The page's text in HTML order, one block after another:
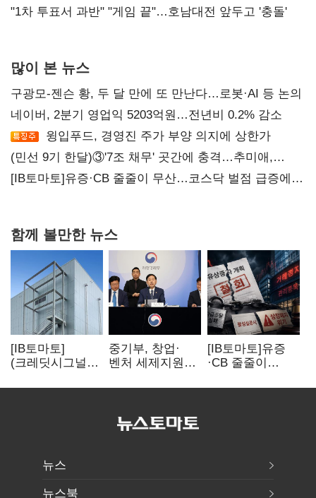
불복'
"1차 투표서 과반" "게임 끝"…호남대전 앞두고 '충돌'
많이 본 뉴스
구광모-젠슨 황, 두 달 만에 또 만난다…로봇·AI 등 논의
네이버, 2분기 영업익 5203억원…전년비 0.2% 감소
윙입푸드, 경영진 주가 부양 의지에 상한가
(민선 9기 한달)③'7조 채무' 곳간에 충격…추미애,
20년만에 '비상재정' 선언 승부수
[IB토마토]유증·CB 줄줄이 무산…코스닥 벌점 급증에
함께 볼만한 뉴스
[IB토마토]
(크레딧시그널)
수혜에도
중기부, 창업·
벤처 세제지원
사업승계
[IB토마토]유증
·CB 줄줄이
벌점 급증에 상폐
뉴스
뉴스북